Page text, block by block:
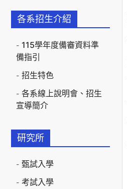
各系招生介紹
115學年度備審資料準
備指引
招生特色
各系線上說明會、招生
宣導簡介
研究所
甄試入學
考試入學